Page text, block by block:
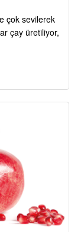
çok sevilerek
çay üretiliyor,